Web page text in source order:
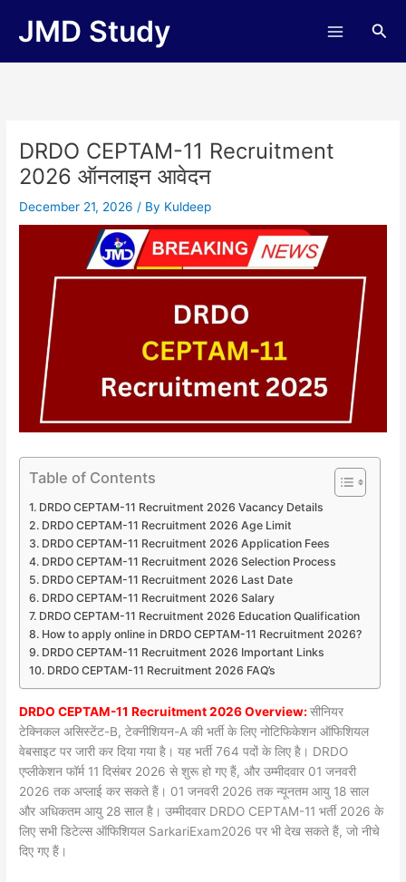
JMD Study
DRDO CEPTAM-11 Recruitment
2026 ऑनलाइन आवेदन
December 21, 2026/ By Kuldeep
Table of Contents
DRDO CEPTAM-11 Recruitment 2026 Vacancy Details
DRDO CEPTAM-11 Recruitment 2026 Age Limit
DRDO CEPTAM-11 Recruitment 2026 Application Fees
DRDO CEPTAM-11 Recruitment 2026 Selection Process
DRDO CEPTAM-11 Recruitment 2026 Last Date
DRDO CEPTAM-11 Recruitment 2026 Salary
DRDO CEPTAM-11 Recruitment 2026 Education Qualification
How to apply online in DRDO CEPTAM-11 Recruitment 2026?
DRDO CEPTAM-11 Recruitment 2026 Important Links
DRDO CEPTAM-11 Recruitment 2026 FAQ’s
DRDO CEPTAM-11 Recruitment 2026 Overview:सीनियर
टेक्निकल असिस्टेंट-B, टेक्नीशियन-A की भर्ती के लिए नोटिफिकेशन ऑफिशियल
वेबसाइट पर जारी कर दिया गया है। यह भर्ती 764 पदों के लिए है। DRDO
एप्लीकेशन फॉर्म 11 दिसंबर 2026 से शुरू हो गए हैं, और उम्मीदवार 01 जनवरी
2026 तक अप्लाई कर सकते हैं। 01 जनवरी 2026 तक न्यूनतम आयु 18 साल
और अधिकतम आयु 28 साल है। उम्मीदवार DRDO CEPTAM-11 भर्ती 2026 के
लिए सभी डिटेल्स ऑफिशियल SarkariExam2026 पर भी देख सकते हैं, जो नीचे
दिए गए हैं।